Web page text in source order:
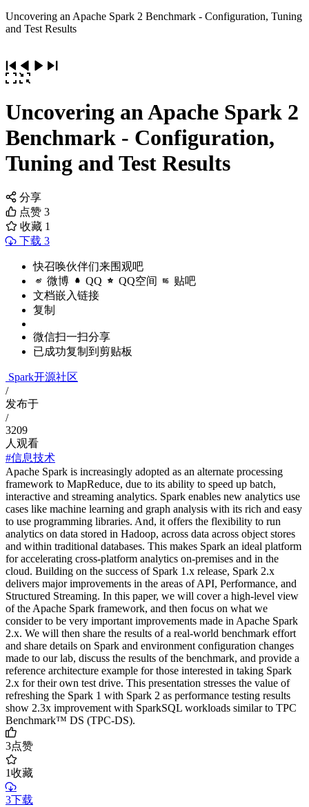
Uncovering an Apache Spark 2 Benchmark - Configuration, Tuning
and Test Results
Uncovering an Apache Spark 2
Benchmark - Configuration,
Tuning and Test Results
分享
点赞 3
收藏 1
下载 3
快召唤伙伴们来围观吧
微博 QQ QQ空间 贴吧
文档嵌入链接
复制
微信扫一扫分享
已成功复制到剪贴板
Spark开源社区
/
发布于
/
3209
人观看
#信息技术
Apache Spark is increasingly adopted as an alternate processing
framework to MapReduce, due to its ability to speed up batch,
interactive and streaming analytics. Spark enables new analytics use
cases like machine learning and graph analysis with its rich and easy
to use programming libraries. And, it offers the flexibility to run
analytics on data stored in Hadoop, across data across object stores
and within traditional databases. This makes Spark an ideal platform
for accelerating cross-platform analytics on-premises and in the
cloud. Building on the success of Spark 1.x release, Spark 2.x
delivers major improvements in the areas of API, Performance, and
Structured Streaming. In this paper, we will cover a high-level view
of the Apache Spark framework, and then focus on what we
consider to be very important improvements made in Apache Spark
2.x. We will then share the results of a real-world benchmark effort
and share details on Spark and environment configuration changes
made to our lab, discuss the results of the benchmark, and provide a
reference architecture example for those interested in taking Spark
2.x for their own test drive. This presentation stresses the value of
refreshing the Spark 1 with Spark 2 as performance testing results
show 2.3x improvement with SparkSQL workloads similar to TPC
Benchmark™ DS (TPC-DS).
3点赞
1收藏
3下载